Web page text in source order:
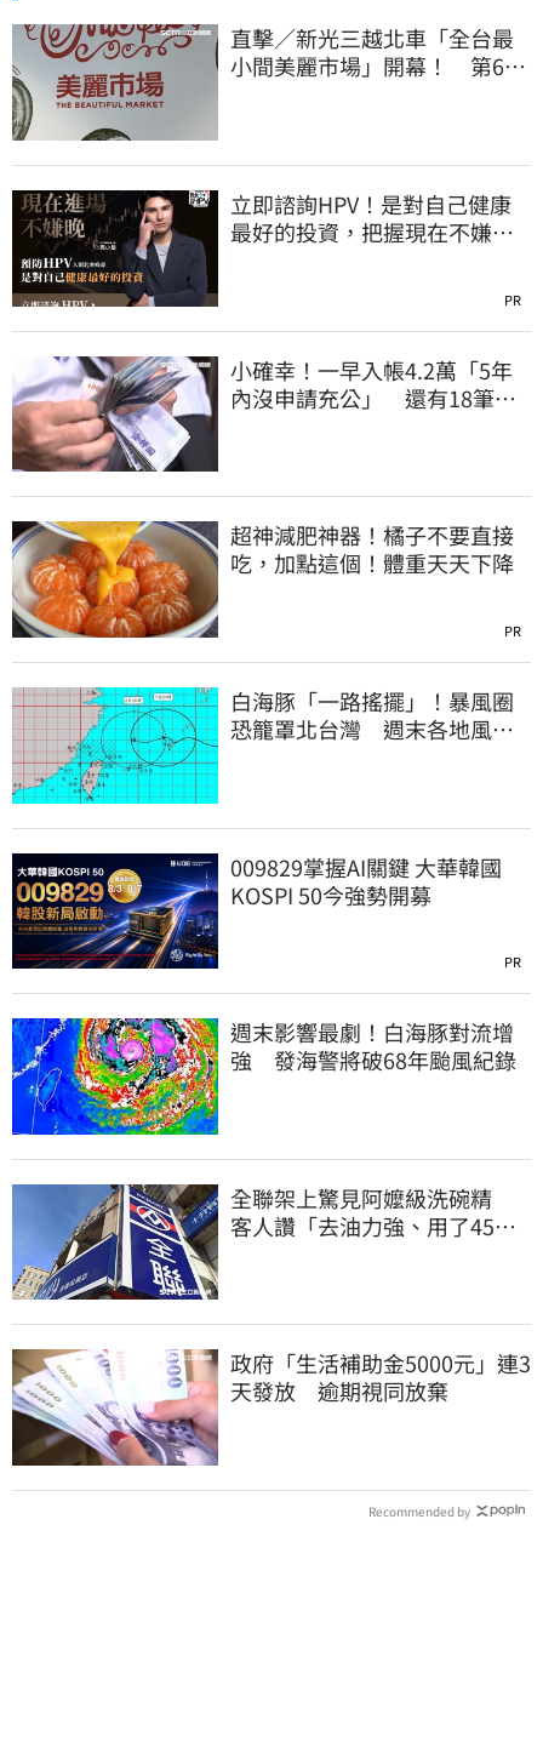
直擊／新光三越北車「全台最
小間美麗市場」開幕！ 第6家
立即諮詢HPV！是對自己健康
最好的投資，把握現在不嫌
PR
小確幸！一早入帳4.2萬「5年
內沒申請充公」 還有18筆錢
超神減肥神器！橘子不要直接
吃，加點這個！體重天天下降
PR
白海豚「一路搖擺」！暴風圈
恐籠罩北台灣 週末各地風雨
009829掌握AI關鍵 大華韓國
KOSPI 50今強勢開募
PR
週末影響最劇！白海豚對流增
強 發海警將破68年颱風紀錄
全聯架上驚見阿嬤級洗碗精
客人讚「去油力強、用了45
政府「生活補助金5000元」連3
天發放 逾期視同放棄
Recommended by